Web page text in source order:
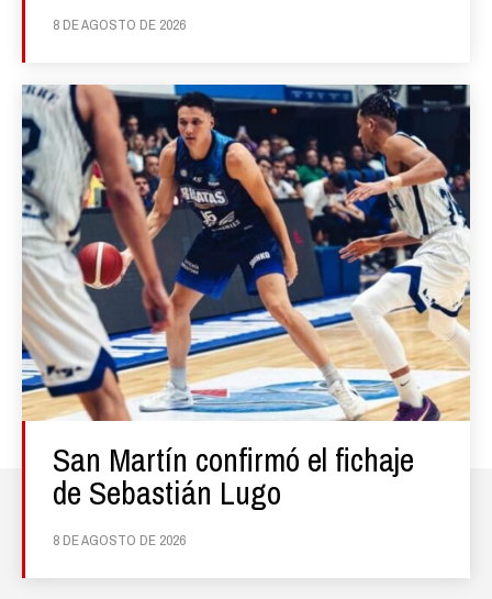
8 DE AGOSTO DE 2026
San Martín confirmó el fichaje
de Sebastián Lugo
8 DE AGOSTO DE 2026